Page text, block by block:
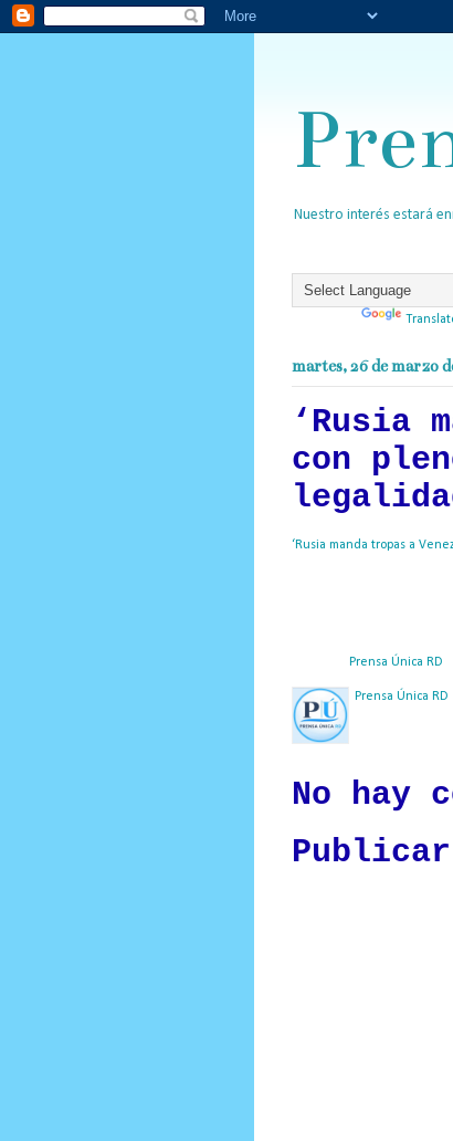
Nuestro interés estará
martes, 26 de marzo
‘Rusia
con
‘Rusia manda tropas a
Prensa Única RD
Prensa Única RD
No hay